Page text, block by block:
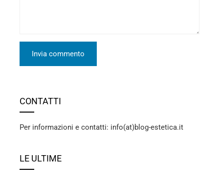
CONTATTI
Per informazioni e contatti: info(at)blog-estetica.it
LE ULTIME